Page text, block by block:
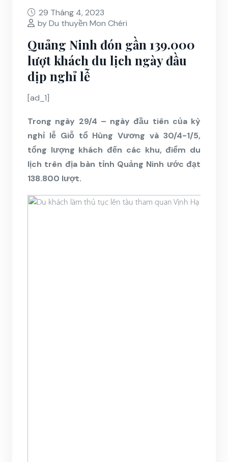
29 Tháng 4, 2023
by Du thuyền Mon Chéri
Quảng Ninh đón gần 139.000
lượt khách du lịch ngày đầu
dịp nghỉ lễ
[ad_1]
Trong ngày 29/4 – ngày đầu tiên của kỳ
nghỉ lễ Giỗ tổ Hùng Vương và 30/4-1/5,
tổng lượng khách đến các khu, điểm du
lịch trên địa bàn tỉnh Quảng Ninh ước đạt
138.800 lượt.